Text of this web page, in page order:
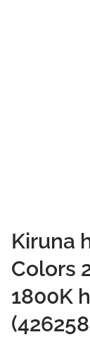
Kiruna
Colors
1800K